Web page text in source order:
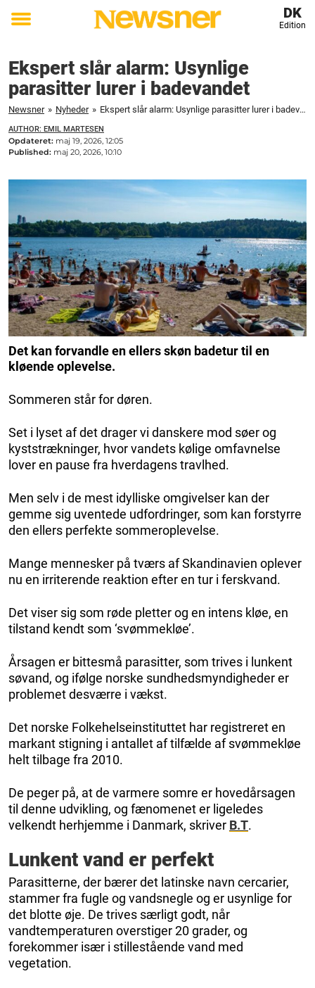
Toggle
DK
Edition
Ekspert slår alarm: Usynlige
parasitter lurer i badevandet
Newsner » Nyheder » Ekspert slår alarm: Usynlige parasitter lurer i badevandet
AUTHOR: EMIL MARTESEN
Opdateret: maj 19, 2026, 12:05
Published: maj 20, 2026, 10:10
Det kan forvandle en ellers skøn badetur til en
kløende oplevelse.
Sommeren står for døren.
Set i lyset af det drager vi danskere mod søer og
kyststrækninger, hvor vandets kølige omfavnelse
lover en pause fra hverdagens travlhed.
Men selv i de mest idylliske omgivelser kan der
gemme sig uventede udfordringer, som kan forstyrre
den ellers perfekte sommeroplevelse.
Mange mennesker på tværs af Skandinavien oplever
nu en irriterende reaktion efter en tur i ferskvand.
Det viser sig som røde pletter og en intens kløe, en
tilstand kendt som ‘svømmekløe’.
Årsagen er bittesmå parasitter, som trives i lunkent
søvand, og ifølge norske sundhedsmyndigheder er
problemet desværre i vækst.
Det norske Folkehelseinstituttet har registreret en
markant stigning i antallet af tilfælde af svømmekløe
helt tilbage fra 2010.
De peger på, at de varmere somre er hovedårsagen
til denne udvikling, og fænomenet er ligeledes
velkendt herhjemme i Danmark, skriver B.T.
Lunkent vand er perfekt
Parasitterne, der bærer det latinske navn cercarier,
stammer fra fugle og vandsnegle og er usynlige for
det blotte øje. De trives særligt godt, når
vandtemperaturen overstiger 20 grader, og
forekommer især i stillestående vand med
vegetation.